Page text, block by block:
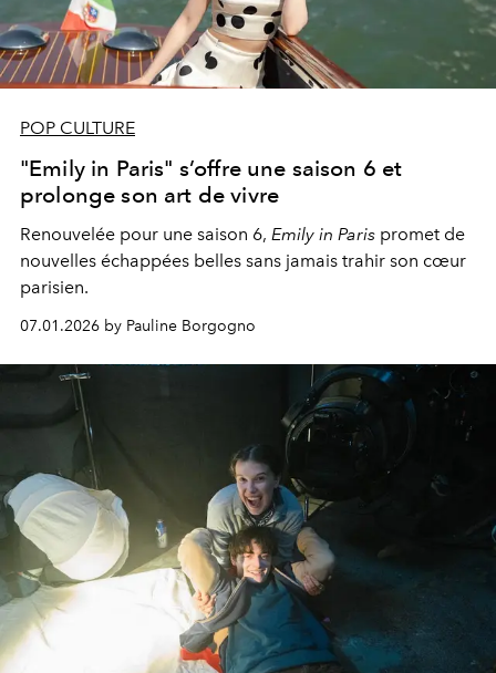
POP CULTURE
"Emily in Paris" s’offre une saison 6 et
prolonge son art de vivre
Renouvelée pour une saison 6, Emily in Paris promet de
nouvelles échappées belles sans jamais trahir son cœur
parisien.
07.01.2026 by Pauline Borgogno